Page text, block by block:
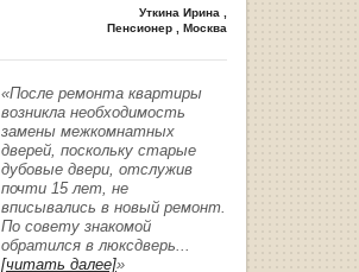
Уткина Ирина ,
Пенсионер , Москва
«После ремонта квартиры
возникла необходимость
замены межкомнатных
дверей, поскольку старые
дубовые двери, отслужив
почти 15 лет, не
вписывались в новый ремонт.
По совету знакомой
обратился в люксдверь...
[читать далее]»